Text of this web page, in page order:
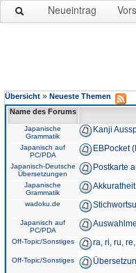
Neueintrag
Übersicht » Neueste Themen
Name des Forums
Japanische
Grammatik
Kanji
Japanisch auf
PC/PDA
EBPocket
Japanisch-Deutsche
Übersetzungen
Postkarte
Japanische
Grammatik
wadoku.de
Japanisch auf
PC/PDA
Off-Topic/Sonstiges ra, ri, ru,
Off-Topic/Sonstiges